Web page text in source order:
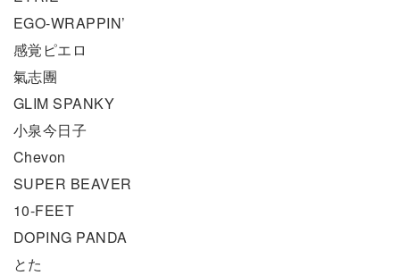
EGO-WRAPPIN’
感覚ピエロ
氣志團
GLIM SPANKY
小泉今日子
Chevon
SUPER BEAVER
10-FEET
DOPING PANDA
とた